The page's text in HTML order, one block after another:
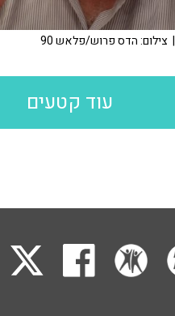
| צילום: הדס פרוש/פלאש 90
עוד קטעים